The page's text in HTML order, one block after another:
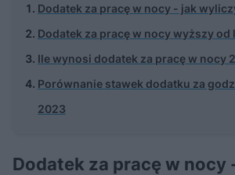
Dodatek za pracę w nocy - jak
Dodatek za pracę w nocy wyższy od
Ile wynosi dodatek za pracę w nocy
Porównanie stawek dodatku za
2023
Dodatek za pracę w nocy